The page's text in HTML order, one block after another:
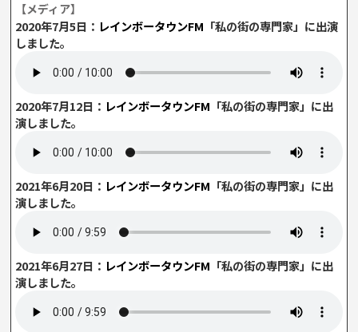
【メディア】
2020年7月5日： レインボータウンFM 「私の街の専門家」に出演
しました。
2020年7月12日： レインボータウンFM 「私の街の専門家」に出
演しました。
2021年6月20日： レインボータウンFM 「私の街の専門家」に出
演しました。
2021年6月27日： レインボータウンFM 「私の街の専門家」に出
演しました。